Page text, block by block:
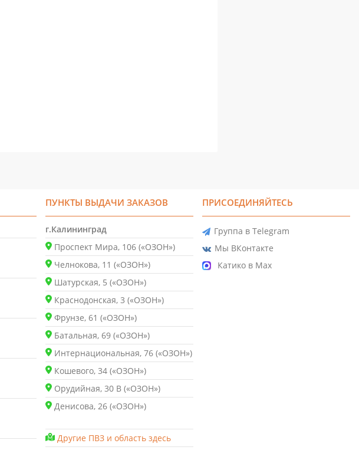
ПУНКТЫ ВЫДАЧИ ЗАКАЗОВ
г.Калининград
Проспект Мира, 106 («ОЗОН»)
Челнокова, 11 («ОЗОН»)
Шатурская, 5 («ОЗОН»)
Краснодонская, 3 («ОЗОН»)
Фрунзе, 61 («ОЗОН»)
Батальная, 69 («ОЗОН»)
Интернациональная, 76 («ОЗОН»)
Кошевого, 34 («ОЗОН»)
Орудийная, 30 В («ОЗОН»)
Денисова, 26 («ОЗОН»)
Другие ПВЗ и область здесь
ПРИСОЕДИНЯЙТЕСЬ
Группа в Telegram
Мы ВКонтакте
Катико в Max